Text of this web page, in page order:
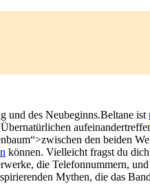
des Neubeginns.Beltane⁤ ist
den beiden
können. Vielleicht fragst du
die Telefonnummern,
Mythen, die‍ das